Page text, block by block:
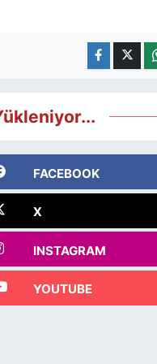
FACEBOOK
X
INSTAGRAM
YOUTUBE